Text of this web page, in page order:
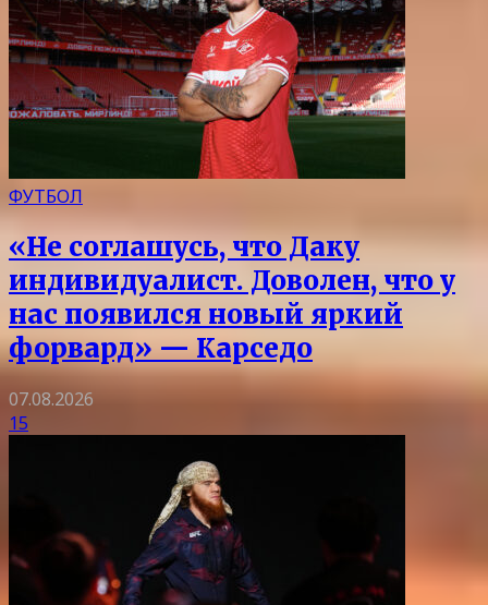
ФУТБОЛ
«Не соглашусь, что Даку
индивидуалист. Доволен, что у
нас появился новый яркий
форвард» — Карседо
07.08.2026
15